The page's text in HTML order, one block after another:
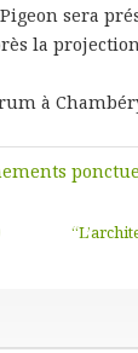
sera
la
à